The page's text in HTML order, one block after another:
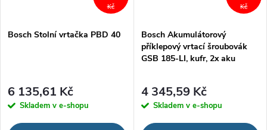
Kč
Bosch Stolní vrtačka PBD 40
6 135,61 Kč
Skladem v e-shopu
Kč
Bosch Akumulátorový
příklepový vrtací šroubovák
GSB 185-LI, kufr, 2x aku
4 345,59 Kč
Skladem v e-shopu